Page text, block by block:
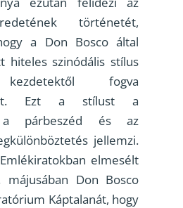
történetét,
a Don Bosco által
hiteles szinódális stílus
fogva
Ezt a stílust a
a párbeszéd és az
jellemzi.
elmesélt
májusában Don Bosco
Káptalanát, hogy